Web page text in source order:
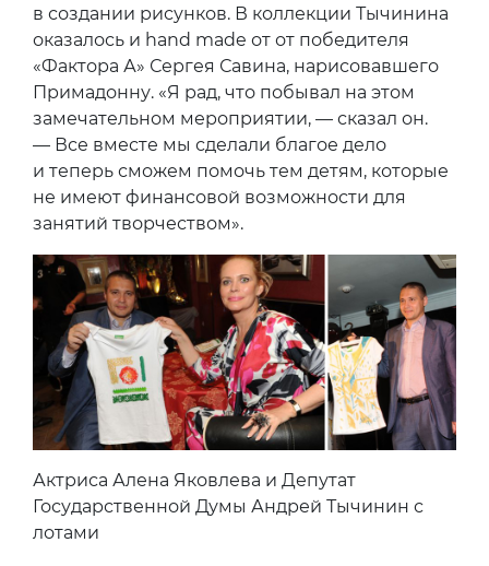
в создании рисунков. В коллекции Тычинина
оказалось и hand made от от победителя
«Фактора А» Сергея Савина, нарисовавшего
Примадонну. «Я рад, что побывал на этом
замечательном мероприятии, — сказал он.
— Все вместе мы сделали благое дело
и теперь сможем помочь тем детям, которые
не имеют финансовой возможности для
занятий творчеством».
Актриса Алена Яковлева и Депутат
Государственной Думы Андрей Тычинин с
лотами